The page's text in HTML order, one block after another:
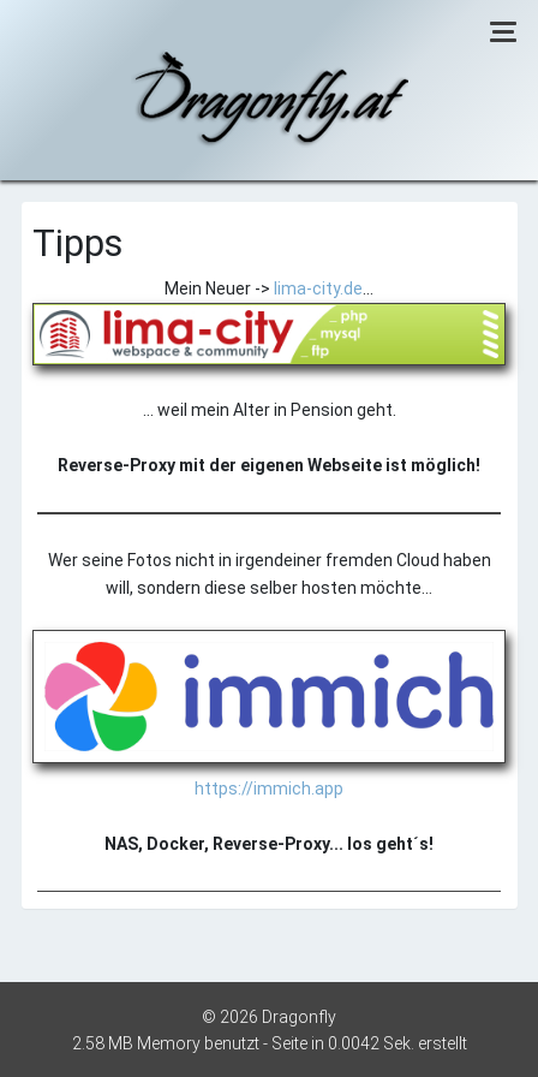
Willkommen
CCU-RemotePC
Tipps
Daten von der Haussteuerung
Tipps
Mein Neuer -> lima-city.de...
... weil mein Alter in Pension geht.
Reverse-Proxy mit der eigenen Webseite ist möglich!
Wer seine Fotos nicht in irgendeiner fremden Cloud haben
will, sondern diese selber hosten möchte...
https://immich.app
NAS, Docker, Reverse-Proxy... los geht´s!
© 2026 Dragonfly
2.58 MB Memory benutzt - Seite in 0.0042 Sek. erstellt